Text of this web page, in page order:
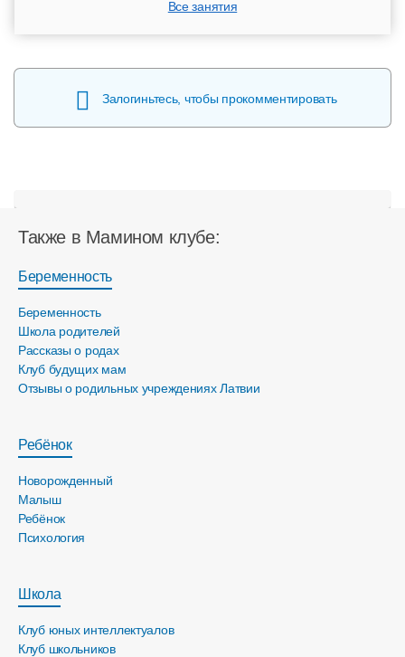
Все занятия
Залогиньтесь, чтобы прокомментировать
Также в Мамином клубе:
Беременность
Беременность
Школа родителей
Рассказы о родах
Клуб будущих мам
Отзывы о родильных учреждениях Латвии
Ребёнок
Новорожденный
Малыш
Ребёнок
Психология
Школа
Клуб юных интеллектуалов
Клуб школьников